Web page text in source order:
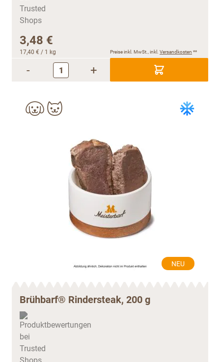
3,48 €
17,40 € / 1 kg Preise inkl. MwSt., inkl. Versandkosten **
- +
NEU
Brühbarf® Rindersteak, 200 g